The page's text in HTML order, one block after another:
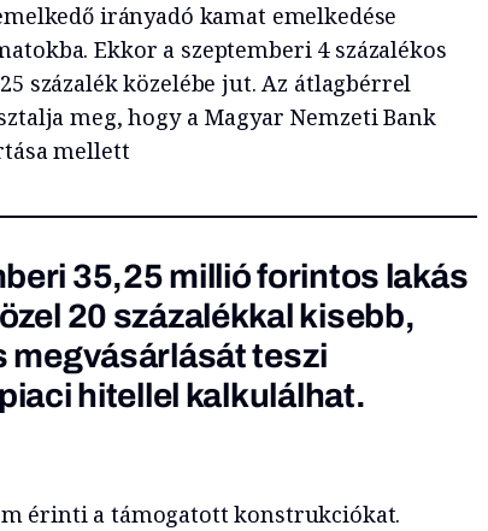
irányadó kamat emelkedése
Ekkor a szeptemberi 4 százalékos
százalék közelébe jut. Az átlagbérrel
meg, hogy a Magyar Nemzeti Bank
mellett
35,25 millió forintos lakás
20 százalékkal kisebb,
megvásárlását teszi
hitellel kalkulálhat.
érinti a támogatott konstrukciókat.